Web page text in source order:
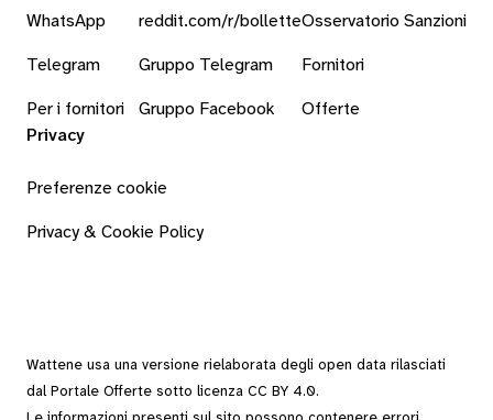
WhatsApp
Telegram
Per i fornitori
reddit.com/r/bollette
Gruppo Telegram
Gruppo Facebook
Osservatorio Sanzioni
Fornitori
Offerte
Privacy
Preferenze cookie
Privacy & Cookie Policy
Wattene usa una versione rielaborata degli open data rilasciati
dal Portale Offerte sotto licenza CC BY 4.0.